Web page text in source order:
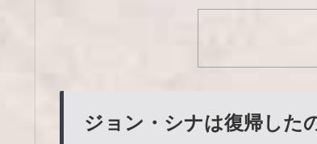
ジョン・シナは復帰した